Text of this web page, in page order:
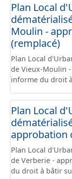
contient les
présentation, le
plans de
d'aménagement et
l'attention portée
rappelé que
opposables d'un
Plan Local
Moulin -
(remplacé)
Plan Local
de Vieux-Moulin -
informe du droit
contient les
présentation, le
plans de
d'aménagement et
l'attention portée
rappelé que
opposables d'un
Plan Local
approbation
Plan Local
de Verberie -
du droit à bâtir